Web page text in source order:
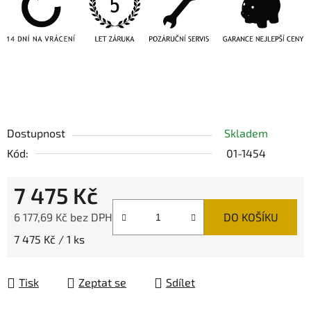
Dostupnost
Skladem
Kód:
01-1454
7 475 Kč
6 177,69 Kč bez DPH
Měrná cena:
7 475 Kč / 1 ks
DO KOŠÍKU
Tisk Zeptat se Sdílet